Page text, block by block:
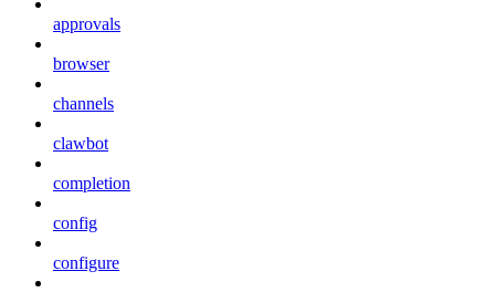
approvals
browser
channels
clawbot
completion
config
configure